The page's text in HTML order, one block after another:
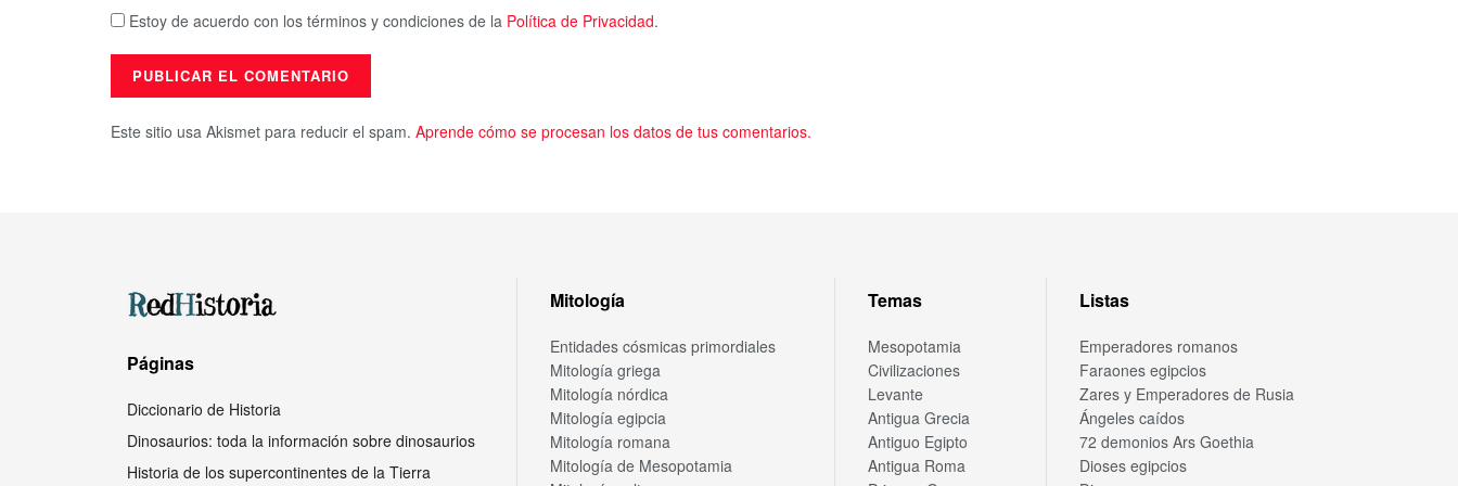
Estoy de acuerdo con los términos y condiciones de la Política de Privacidad.
Este sitio usa Akismet para reducir el spam. Aprende cómo se procesan los datos de tus comentarios.
Páginas
Diccionario de Historia
Dinosaurios: toda la información sobre dinosaurios
Historia de los supercontinentes de la Tierra
Mitología
Entidades cósmicas primordiales
Mitología griega
Mitología nórdica
Mitología egipcia
Mitología romana
Mitología de Mesopotamia
Temas
Mesopotamia
Civilizaciones
Levante
Antigua Grecia
Antiguo Egipto
Antigua Roma
Listas
Emperadores romanos
Faraones egipcios
Zares y Emperadores de Rusia
Ángeles caídos
72 demonios Ars Goethia
Dioses egipcios